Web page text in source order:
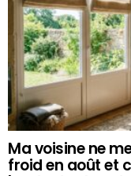
Ma voisine ne
froid en août et